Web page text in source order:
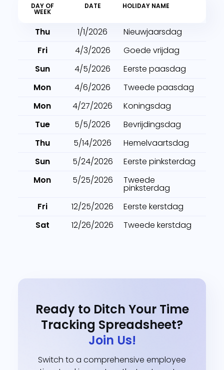
DAY OF
WEEK
DATE HOLIDAY NAME
Thu 1/1/2026
Nieuwjaarsdag
Fri
4/3/2026
Goede vrijdag
Sun
4/5/2026
Eerste paasdag
Mon
4/6/2026
Tweede paasdag
Mon
4/27/2026
Koningsdag
Tue
5/5/2026
Bevrijdingsdag
Thu
5/14/2026
Hemelvaartsdag
Sun
5/24/2026
Eerste pinksterdag
Mon
5/25/2026 Tweede
pinksterdag
Fri
12/25/2026
Eerste kerstdag
Sat
12/26/2026 Tweede kerstdag
Ready to Ditch Your Time
Tracking Spreadsheet?
Join Us!
Switch to a comprehensive employee